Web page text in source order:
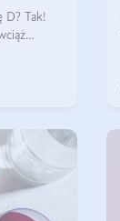
D? Tak!